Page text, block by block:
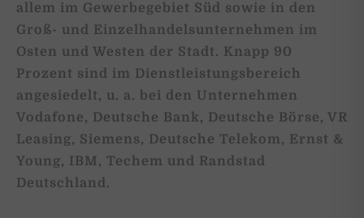
allem im Gewerbegebiet Süd sowie in den
Groß- und Einzelhandelsunternehmen im
Osten und Westen der Stadt. Knapp 90
Prozent sind im Dienstleistungsbereich
angesiedelt, u. a. bei den Unternehmen
Vodafone, Deutsche Bank, Deutsche Börse, VR
Leasing, Siemens, Deutsche Telekom, Ernst &
Young, IBM, Techem und Randstad
Deutschland.